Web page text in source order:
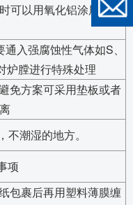
可以用氧化铝涂层进行
入强腐蚀性气体如S、
炉膛进行特殊处理
免方案可采用垫板或者
潮湿的地方。
项
包裹后再用塑料薄膜缠